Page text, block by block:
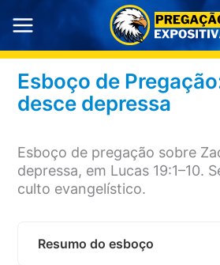
para
conteúdo
Esboço de
desce depressa
Esboço de pregação sobre
depressa, em Lucas 19:1–10.
culto evangelístico.
Resumo do esboço